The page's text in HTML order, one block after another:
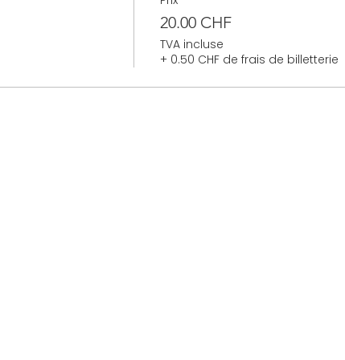
20.00 CHF
TVA incluse
+ 0.50 CHF de frais de billetterie